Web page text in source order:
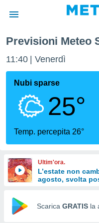
di
per
le
di
Web
Previsioni Meteo
11:40 Venerdì
Nubi sparse
25°
Temp. percepita 26°
Ultim'ora.
L’estate non
agosto, svolta
Scarica GRATIS la